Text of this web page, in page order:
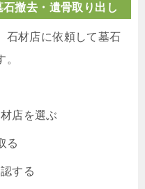
撤去・遺骨取り出し
石材店に依頼して墓石
店を選ぶ
る
する